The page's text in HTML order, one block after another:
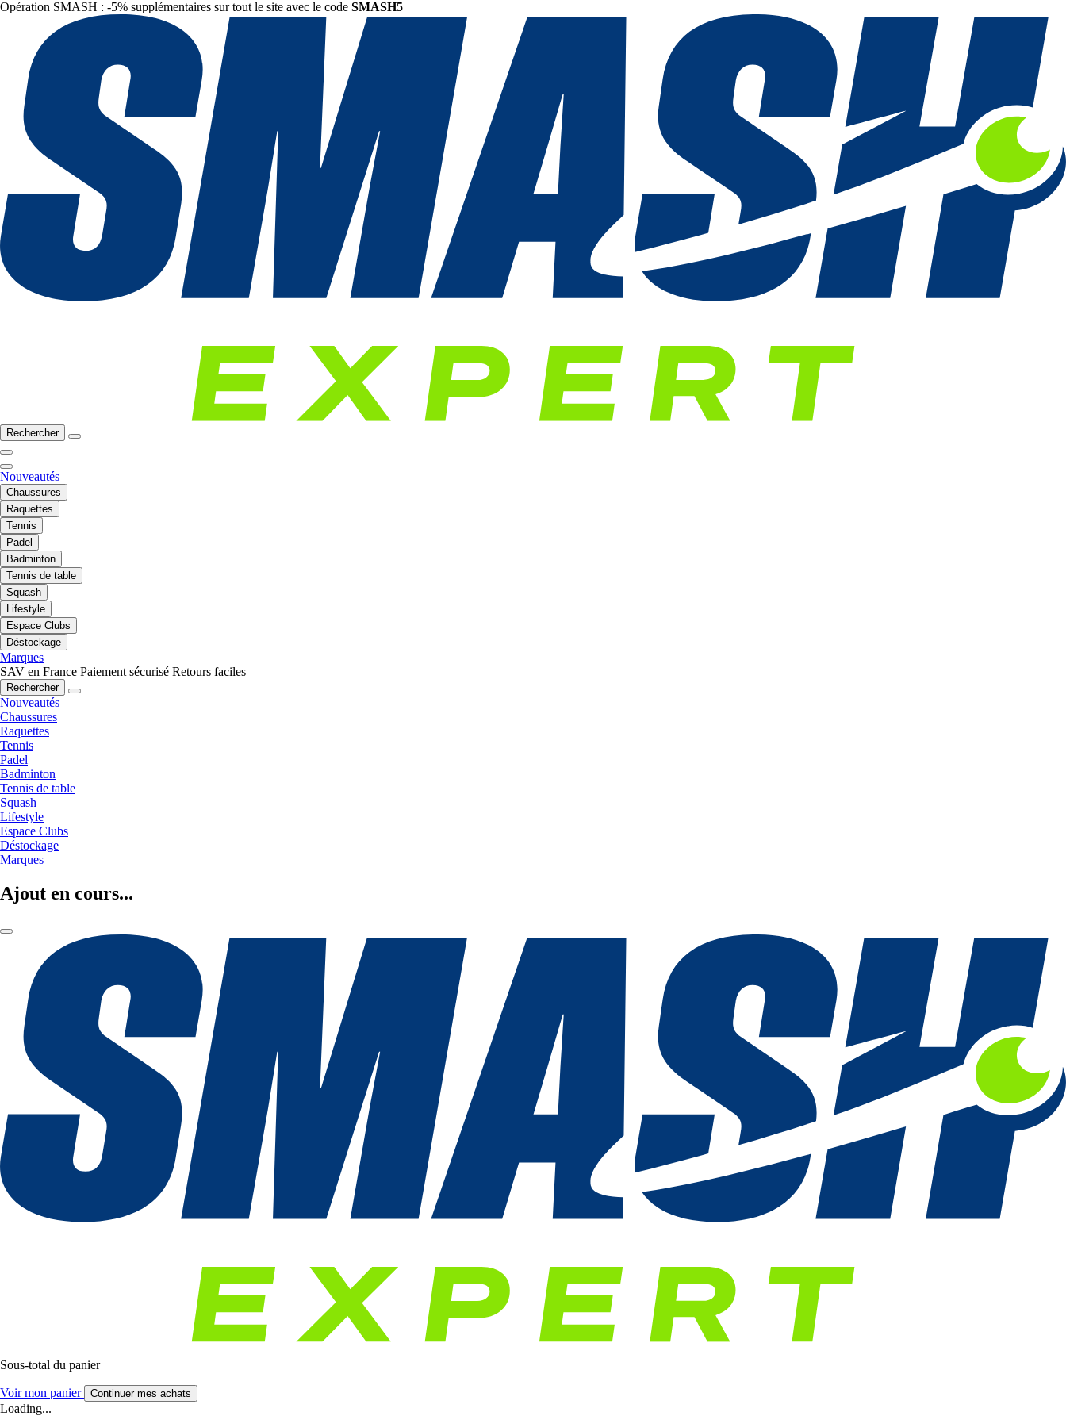
Opération SMASH : -5% supplémentaires sur tout le site avec le code SMASH5
Rechercher
Nouveautés
Chaussures
Raquettes
Tennis
Padel
Badminton
Tennis de table
Squash
Lifestyle
Espace Clubs
Déstockage
Marques
SAV en France Paiement sécurisé Retours faciles
Rechercher
Nouveautés
Chaussures
Raquettes
Tennis
Padel
Badminton
Tennis de table
Squash
Lifestyle
Espace Clubs
Déstockage
Marques
Ajout en cours...
Sous-total du panier
Voir mon panier Continuer mes achats
Loading...